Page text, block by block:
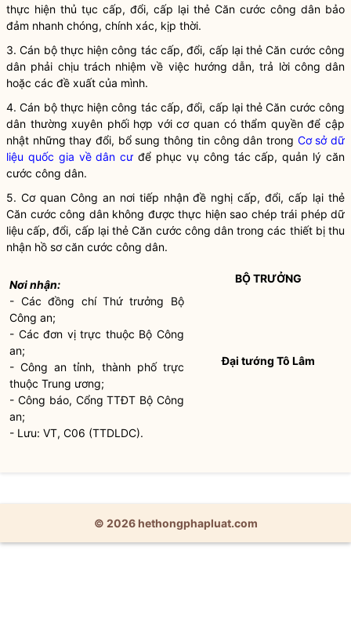
thực hiện thủ tục cấp, đổi, cấp lại thẻ Căn cước công dân bảo
đảm nhanh chóng, chính xác, kịp thời.
3. Cán bộ thực hiệncông tác cấp, đổi, cấp lạithẻ Căn cước công
dân phải chịu trách nhiệm về việc hướng dẫn, trả lời công dân
hoặc các đề xuất của mình.
4. Cán bộ thực hiệncông tác cấp, đổi, cấp lạithẻ Căn cước công
dân thường xuyên phối hợp với cơ quan có thẩm quyềnđể cập
nhật những thay đổi, bổ sung thông tin công dân trong Cơ sở dữ
liệu quốc gia về dân cư để phục vụ công tác cấp, quản lý căn
cước công dân.
5. Cơ quan Công an nơi tiếp nhận đề nghị cấp, đổi, cấp lại thẻ
Căn cước công dânkhông được thực hiện sao chép trái phép dữ
liệu cấp, đổi, cấp lạithẻ Căn cước công dântrong các thiết bị thu
nhận hồ sơ căn cước công dân.
Nơi nhận:
- Các đồng chí Thứ trưởng Bộ
Công an;
- Các đơn vị trực thuộc Bộ Công
an;
- Công an tỉnh, thành phố trực
thuộc Trung ương;
- Công báo, Cổng TTĐT Bộ Công
an;
- Lưu: VT, C06 (TTDLDC).
BỘ TRƯỞNG
Đại tướng Tô Lâm
© 2026 hethongphapluat.com